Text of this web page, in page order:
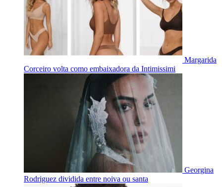
Margarida
Corceiro volta como embaixadora da Intimissimi
Georgina
Rodriguez dividida entre noiva ou santa